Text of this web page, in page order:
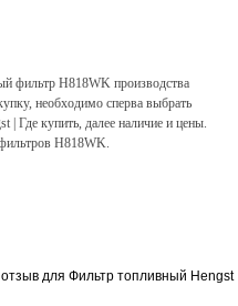
фильтр H818WK производства
необходимо сперва выбрать
| Где купить, далее наличие и цены.
H818WK.
для Фильтр топливный Hengst